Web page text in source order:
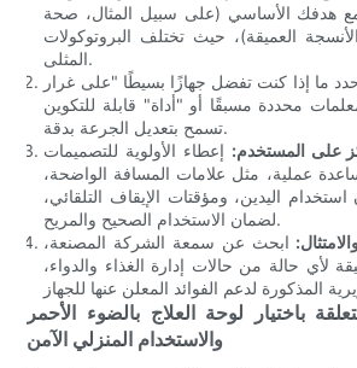
هدفك الأساسي (على سبيل المثال، صحة
العميقة)، حيث تختلف البروتوكولات
المثلى.
ما إذا كنت تفضل جهازًا بسيطًا "على غرار
محددة مسبقًا أو "أداة" قابلة للتكوين
تسمح بتعديل الجرعة بدقة.
على المستخدم: إعطاء الأولوية للتصميمات
عملية، مثل علامات المسافة الواضحة،
اليدين، ومؤقتات الإيقاف التلقائي،
لضمان الاستخدام الصحيح والمريح.
ابحث عن سمعة الشركة المصنعة،
لأي حالة من حالات إدارة الغذاء والدواء،
باختيار لوحة العلاج بالضوء الأحمر
والاستخدام المنزلي الآمن